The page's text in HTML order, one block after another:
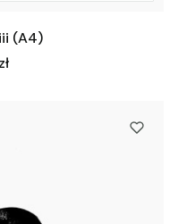
(A4)